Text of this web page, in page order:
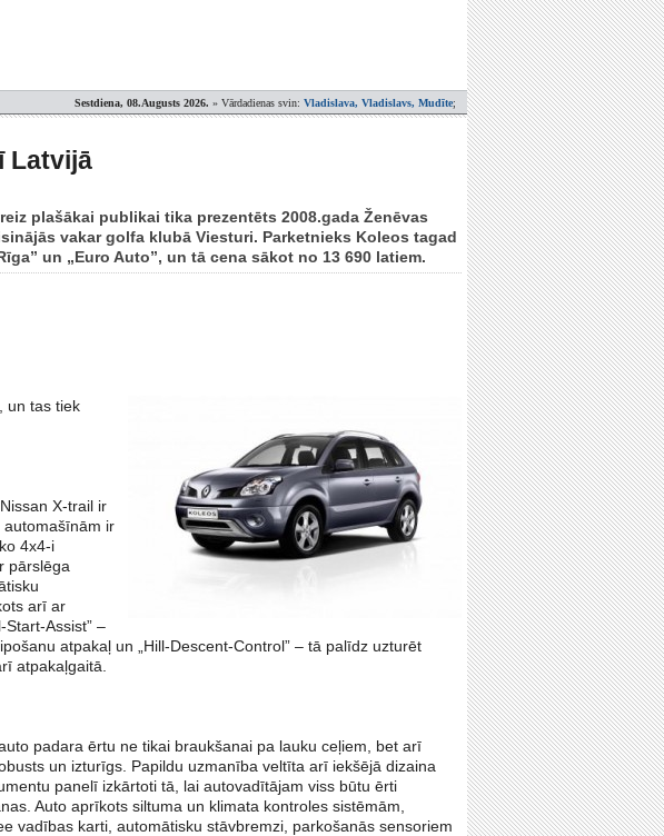
Sestdiena, 08.Augusts 2026. » Vārdadienas svin: Vladislava, Vladislavs, Mudīte;
Latvijā
plašākai publikai tika prezentēts 2008.gada Ženēvas
vakar golfa klubā Viesturi. Parketnieks Koleos tagad
un „Euro Auto”, un tā cena sākot no 13 690 latiem.
un tas tiek
X-trail ir
automašīnām ir
4x4-i
pārslēga
arī ar
Assist” –
atpakaļ un „Hill-Descent-Control” – tā palīdz uzturēt
atpakaļgaitā.
padara ērtu ne tikai braukšanai pa lauku ceļiem, bet arī
un izturīgs. Papildu uzmanība veltīta arī iekšējā dizaina
panelī izkārtoti tā, lai autovadītājam viss būtu ērti
Auto aprīkots siltuma un klimata kontroles sistēmām,
vadības karti, automātisku stāvbremzi, parkošanās sensoriem